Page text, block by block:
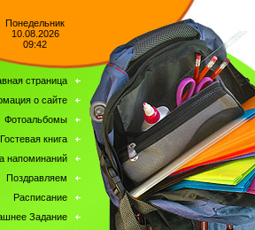
Понедельник
10.08.2026
09:42
страница
о сайте
Фотоальбомы
Гостевая книга
напоминаний
Поздравляем
Расписание
Задание